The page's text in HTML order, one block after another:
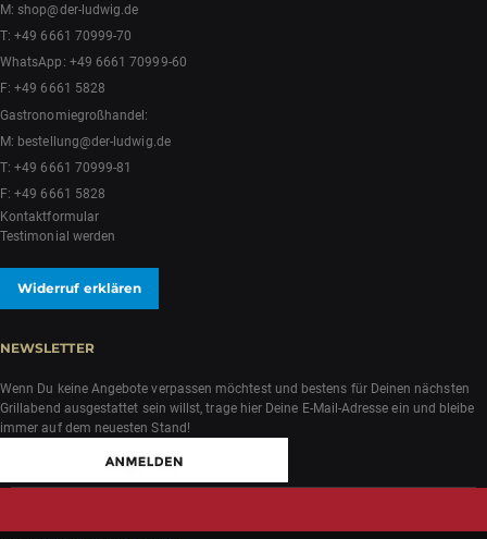
M:shop@der-ludwig.de
T:+49 6661 70999-70
WhatsApp: +49 6661 70999-60
F: +49 6661 5828
Gastronomiegroßhandel:
M: bestellung@der-ludwig.de
T:+49 6661 70999-81
F: +49 6661 5828
Kontaktformular
Testimonial werden
Widerruf erklären
NEWSLETTER
Wenn Du keine Angebote verpassen möchtest und bestens für Deinen nächsten
Grillabend ausgestattet sein willst, trage hier Deine E-Mail-Adresse ein und bleibe
immer auf dem neuesten Stand!